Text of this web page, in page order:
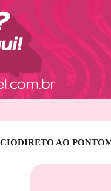
DIRETO AO PONTO